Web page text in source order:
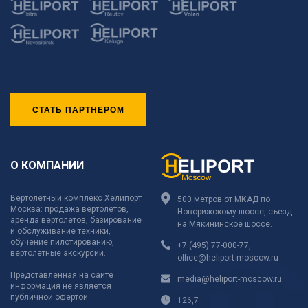
СТАТЬ ПАРТНЕРОМ
О КОМПАНИИ
Вертолетный комплекс Хелипорт
Москва: продажа вертолетов,
аренда вертолетов, базирование
и обслуживание техники,
обучение пилотированию,
вертолетные экскурсии.
Представленная на сайте
информация не является
публичной офертой.
500 метров от МКАД по
Новорижскому шоссе, съезд
на Мякининское шоссе.
+7 (495) 77-000-77,
office@heliport-moscow.ru
media@heliport-moscow.ru
126,7